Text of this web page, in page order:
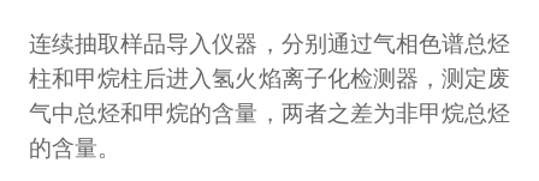
连续抽取样品导入仪器，分别通过气相色谱总烃
柱和甲烷柱后进入氢火焰离子化检测器，测定废
气中总烃和甲烷的含量，两者之差为非甲烷总烃
的含量。